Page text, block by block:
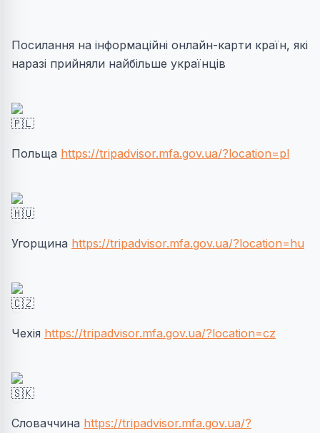
Посилання на інформаційні онлайн-карти країн, які
наразі прийняли найбільше українців
Польща https://tripadvisor.mfa.gov.ua/?location=pl
Угорщина https://tripadvisor.mfa.gov.ua/?location=hu
Чехія https://tripadvisor.mfa.gov.ua/?location=cz
Словаччина https://tripadvisor.mfa.gov.ua/?